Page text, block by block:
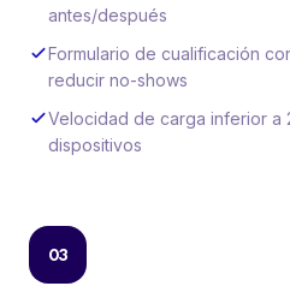
antes/después
Formulario de cualificación
reducir no-shows
Velocidad de carga inferior a
dispositivos
03